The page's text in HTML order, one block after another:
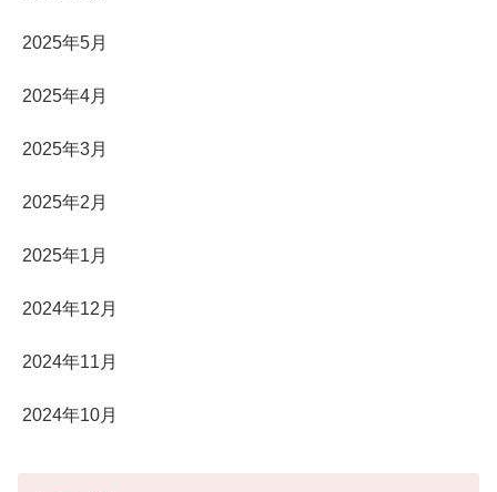
2025年5月
2025年4月
2025年3月
2025年2月
2025年1月
2024年12月
2024年11月
2024年10月